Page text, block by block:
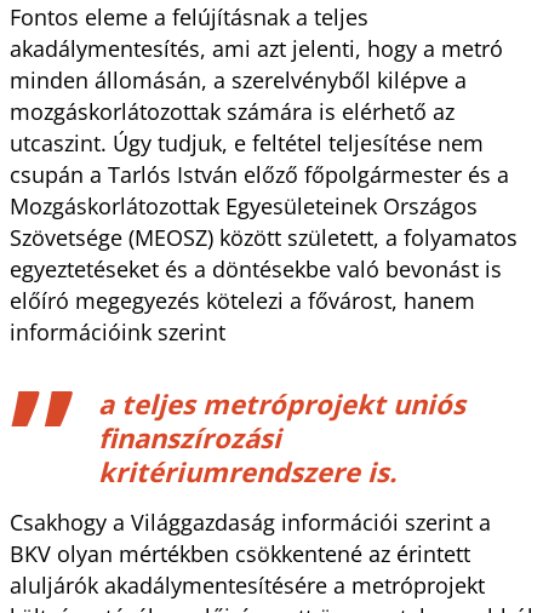
Fontos eleme a felújításnak a teljes
akadálymentesítés, ami azt jelenti, hogy a metró
minden állomásán, a szerelvényből kilépve a
mozgáskorlátozottak számára is elérhető az
utcaszint. Úgy tudjuk, e feltétel teljesítése nem
csupán a Tarlós István előző főpolgármester és a
Mozgáskorlátozottak Egyesületeinek Országos
Szövetsége (MEOSZ) között született, a folyamatos
egyeztetéseket és a döntésekbe való bevonást is
előíró megegyezés kötelezi a fővárost, hanem
információink szerint
a teljes metróprojekt uniós
finanszírozási
kritériumrendszere is.
Csakhogy a Világgazdaság információi szerint a
BKV olyan mértékben csökkentené az érintett
aluljárók akadálymentesítésére a metróprojekt